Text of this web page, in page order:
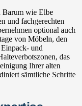
Barum wie Elbe
und fachgerechten
optional auch
von Möbeln, den
und
das
Ihrer alten
sämtliche Schritte